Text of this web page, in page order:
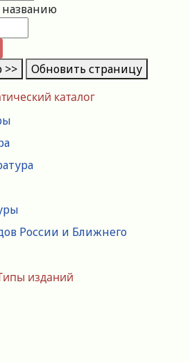
каталог
России и Ближнего
изданий
названию
Сбросить фильтр >> Обновить страницу